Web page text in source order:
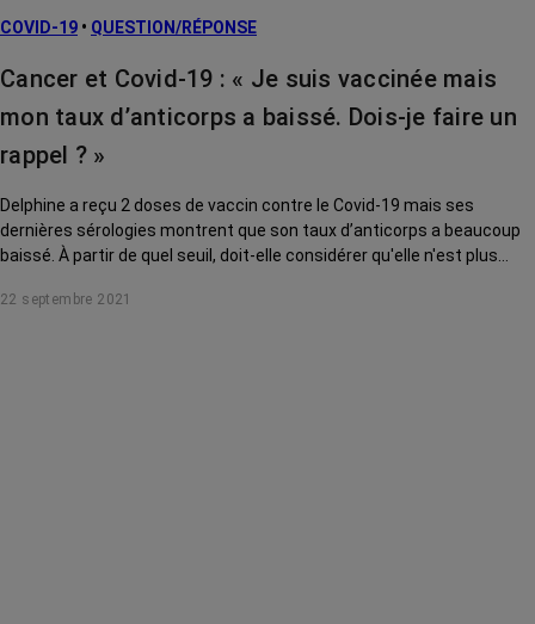
COVID-19 • QUESTION/RÉPONSE
Cancer et Covid-19 : « Je suis vaccinée mais
mon taux d’anticorps a baissé. Dois-je faire un
rappel ? »
Delphine a reçu 2 doses de vaccin contre le Covid-19 mais ses
dernières sérologies montrent que son taux d’anticorps a beaucoup
baissé. À partir de quel seuil, doit-elle considérer qu'elle n'est plus
oncologue à la clinique Saint Jean de Cagnes-sur-Mer, répond à ses
22 septembre 2021